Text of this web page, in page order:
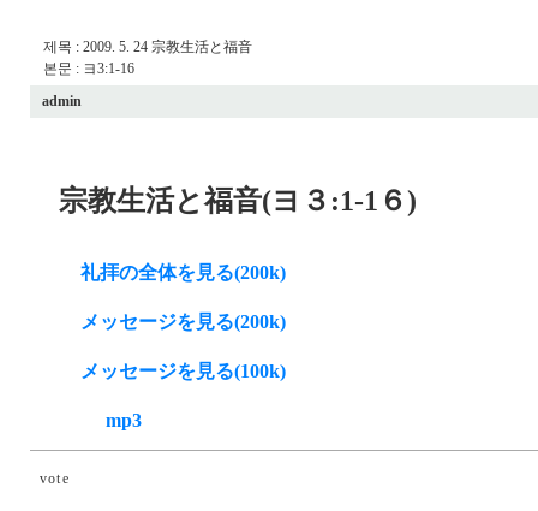
제목 : 2009. 5. 24 宗教生活と福音
본문 : ヨ3:1-16
admin
宗教生活と福音(ヨ３:1-1６)
礼拝の全体を見る(200k)
メッセージを見る(200k)
メッセージを見る(100k)
mp3
vote